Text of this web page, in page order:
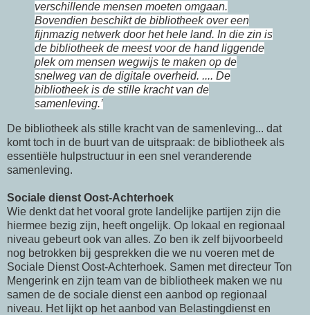
verschillende mensen moeten omgaan.
Bovendien beschikt de bibliotheek over een
fijnmazig netwerk door het hele land. In die zin is
de bibliotheek de meest voor de hand liggende
plek om mensen wegwijs te maken op de
snelweg van de digitale overheid. .... De
bibliotheek is de stille kracht van de
samenleving.’
De bibliotheek als stille kracht van de samenleving... dat
komt toch in de buurt van de uitspraak: de bibliotheek als
essentiële hulpstructuur in een snel veranderende
samenleving.
Sociale dienst Oost-Achterhoek
Wie denkt dat het vooral grote landelijke partijen zijn die
hiermee bezig zijn, heeft ongelijk. Op lokaal en regionaal
niveau gebeurt ook van alles. Zo ben ik zelf bijvoorbeeld
nog betrokken bij gesprekken die we nu voeren met de
Sociale Dienst Oost-Achterhoek. Samen met directeur Ton
Mengerink en zijn team van de bibliotheek maken we nu
samen de de sociale dienst een aanbod op regionaal
niveau. Het lijkt op het aanbod van Belastingdienst en